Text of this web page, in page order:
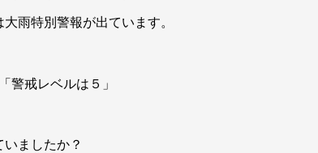
雨特別警報が出ています。
警戒レベルは５」
ましたか？